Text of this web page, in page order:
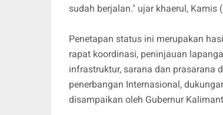
sudah berjalan." ujar khaerul, Kamis
Penetapan status ini merupakan
rapat koordinasi, peninjauan
infrastruktur, sarana dan prasarana
penerbangan Internasional,
disampaikan oleh Gubernur